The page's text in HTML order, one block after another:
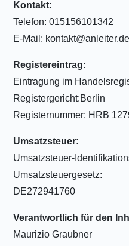
Kontakt:
Telefon: 015156101342
E-Mail: kontakt@anleiter.de
Registereintrag:
Eintragung im
Registergericht:Berlin
Registernummer: HRB
Umsatzsteuer:
Umsatzsteuer-
Umsatzsteuergesetz:
DE272941760
Verantwortlich für den
Maurizio Graubner